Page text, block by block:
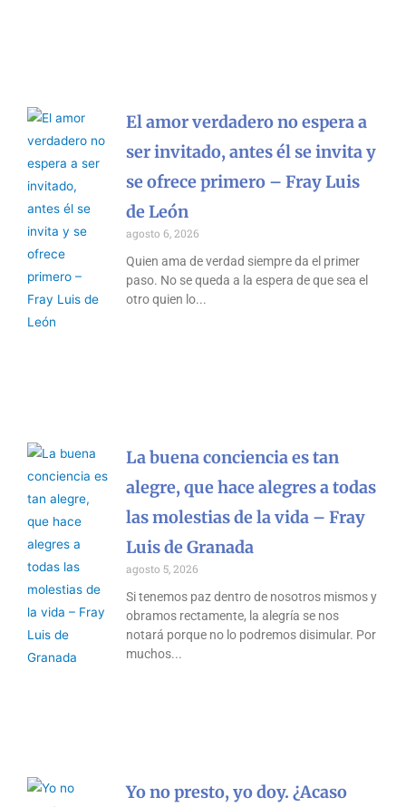
El amor verdadero no espera a
ser invitado, antes él se invita y
se ofrece primero – Fray Luis
de León
agosto 6, 2026
Quien ama de verdad siempre da el primer
paso. No se queda a la espera de que sea el
otro quien lo
La buena conciencia es tan
alegre, que hace alegres a todas
las molestias de la vida – Fray
Luis de Granada
agosto 5, 2026
Si tenemos paz dentro de nosotros mismos y
obramos rectamente, la alegría se nos
notará porque no lo podremos disimular. Por
muchos
Yo no presto, yo doy. ¿Acaso